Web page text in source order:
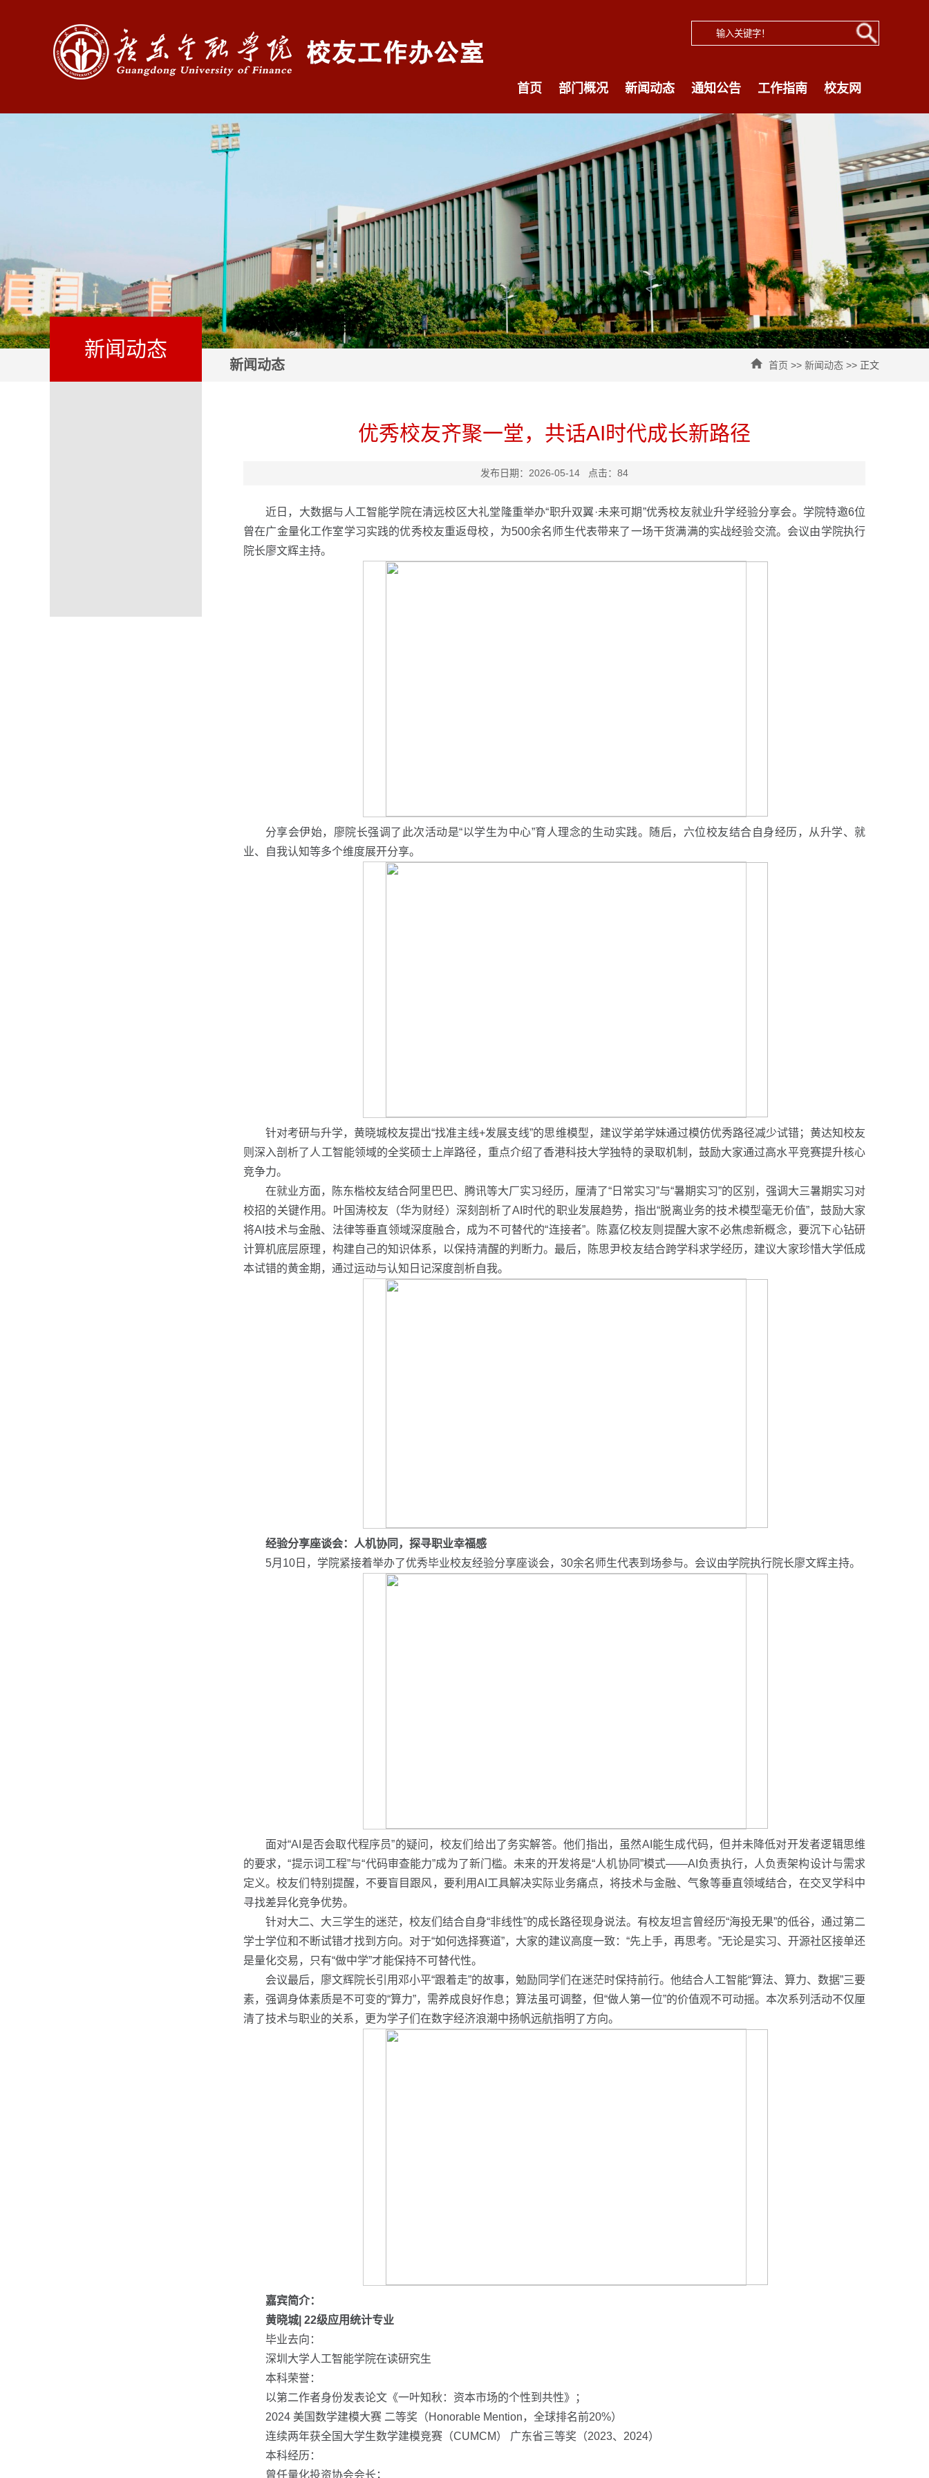
首页 部门概况 新闻动态 通知公告 工作指南 校友网
新闻动态
新闻动态 首页 >> 新闻动态 >> 正文
优秀校友齐聚一堂，共话AI时代成长新路径
发布日期：2026-05-14 点击： 84
近日，大数据与人工智能学院在清远校区大礼堂隆重举办“职升双翼·未来可期”优秀校友就业升学经验分享会。学院特邀6位
曾在广金量化工作室学习实践的优秀校友重返母校，为500余名师生代表带来了一场干货满满的实战经验交流。会议由学院执行
院长廖文辉主持。
分享会伊始，廖院长强调了此次活动是“以学生为中心”育人理念的生动实践。随后，六位校友结合自身经历，从升学、就
业、自我认知等多个维度展开分享。
针对考研与升学，黄晓城校友提出“找准主线+发展支线”的思维模型，建议学弟学妹通过模仿优秀路径减少试错；黄达知校友
则深入剖析了人工智能领域的全奖硕士上岸路径，重点介绍了香港科技大学独特的录取机制，鼓励大家通过高水平竞赛提升核心
竞争力。
在就业方面，陈东楷校友结合阿里巴巴、腾讯等大厂实习经历，厘清了“日常实习”与“暑期实习”的区别，强调大三暑期实习对
校招的关键作用。叶国涛校友（华为财经）深刻剖析了AI时代的职业发展趋势，指出“脱离业务的技术模型毫无价值”，鼓励大家
将AI技术与金融、法律等垂直领域深度融合，成为不可替代的“连接者”。陈嘉亿校友则提醒大家不必焦虑新概念，要沉下心钻研
计算机底层原理，构建自己的知识体系，以保持清醒的判断力。最后，陈思尹校友结合跨学科求学经历，建议大家珍惜大学低成
本试错的黄金期，通过运动与认知日记深度剖析自我。
经验分享座谈会：人机协同，探寻职业幸福感
5月10日，学院紧接着举办了优秀毕业校友经验分享座谈会，30余名师生代表到场参与。会议由学院执行院长廖文辉主持。
面对“AI是否会取代程序员”的疑问，校友们给出了务实解答。他们指出，虽然AI能生成代码，但并未降低对开发者逻辑思维
的要求，“提示词工程”与“代码审查能力”成为了新门槛。未来的开发将是“人机协同”模式——AI负责执行，人负责架构设计与需求
定义。校友们特别提醒，不要盲目跟风，要利用AI工具解决实际业务痛点，将技术与金融、气象等垂直领域结合，在交叉学科中
寻找差异化竞争优势。
针对大二、大三学生的迷茫，校友们结合自身“非线性”的成长路径现身说法。有校友坦言曾经历“海投无果”的低谷，通过第二
学士学位和不断试错才找到方向。对于“如何选择赛道”，大家的建议高度一致：“先上手，再思考。”无论是实习、开源社区接单还
是量化交易，只有“做中学”才能保持不可替代性。
会议最后，廖文辉院长引用邓小平“跟着走”的故事，勉励同学们在迷茫时保持前行。他结合人工智能“算法、算力、数据”三要
素，强调身体素质是不可变的“算力”，需养成良好作息；算法虽可调整，但“做人第一位”的价值观不可动摇。本次系列活动不仅厘
清了技术与职业的关系，更为学子们在数字经济浪潮中扬帆远航指明了方向。
嘉宾简介：
黄晓城| 22级应用统计专业
毕业去向：
深圳大学人工智能学院在读研究生
本科荣誉：
以第二作者身份发表论文《一叶知秋：资本市场的个性到共性》；
2024 美国数学建模大赛 二等奖（Honorable Mention，全球排名前20%）
连续两年获全国大学生数学建模竞赛（CUMCM） 广东省三等奖（2023、2024）
本科经历：
曾任量化投资协会会长；